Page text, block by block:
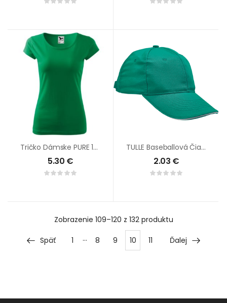
Tričko Dámske PURE 122 MALFINI
5.30 €
TULLE Baseballová Čiapka
2.03 €
Zobrazenie 109–120 z 132produktu
Späť 1 … 8 9 10 11 Ďalej